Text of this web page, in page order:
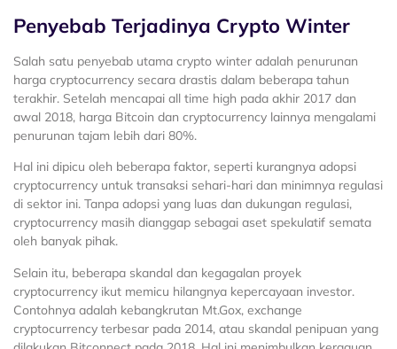
Penyebab Terjadinya Crypto Winter
Salah satu penyebab utama crypto winter adalah penurunan
harga cryptocurrency secara drastis dalam beberapa tahun
terakhir. Setelah mencapai all time high pada akhir 2017 dan
awal 2018, harga Bitcoin dan cryptocurrency lainnya mengalami
penurunan tajam lebih dari 80%.
Hal ini dipicu oleh beberapa faktor, seperti kurangnya adopsi
cryptocurrency untuk transaksi sehari-hari dan minimnya regulasi
di sektor ini. Tanpa adopsi yang luas dan dukungan regulasi,
cryptocurrency masih dianggap sebagai aset spekulatif semata
oleh banyak pihak.
Selain itu, beberapa skandal dan kegagalan proyek
cryptocurrency ikut memicu hilangnya kepercayaan investor.
Contohnya adalah kebangkrutan Mt.Gox, exchange
cryptocurrency terbesar pada 2014, atau skandal penipuan yang